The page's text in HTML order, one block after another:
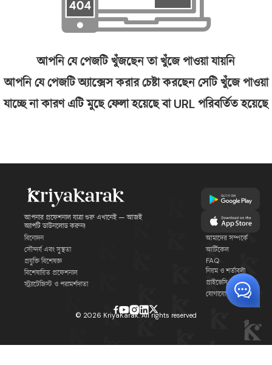
আপনি যে পেজটি খুঁজছেন তা খুঁজে পাওয়া যায়নি
আপনি যে পেজটি অ্যাক্সেস করার চেষ্টা করছেন সেটি খুঁজে পাওয়া
যাচ্ছে না কারণ এটি মুছে ফেলা হয়েছে বা URL পরিবর্তিত হয়েছে
আপনার প্রফেশনাল যাত্রা শুরু এখানেই — আজই
অ্যাপটি ডাউনলোড করুন!
বিনোদন
সৌন্দর্য এবং সুস্থতা
প্রযুক্তি বিশেষজ্ঞ
বিশেষায়িত প্রফেশনাল
স্ট্র্যাটেজিস্ট ও পরামর্শদাতা
আমাদের সম্পর্কে
আর্টিকেল
FAQ
নিয়ম ও শর্তাবলী
প্রাইভেসি পলিসি
যোগাযোগ
© 2026 KriyaKarak. All rights reserved